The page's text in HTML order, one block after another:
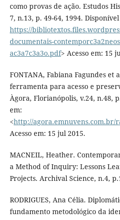
como provas de ação. Estudos
7, n.13, p. 49-64, 1994.
https://
documentais-
ac3a7c3a3o.pdf> Acesso em: 15
FONTANA, Fabiana Fagundes et
ferramenta para acesso e
Àgora, Florianópolis, v.24, n.48,
em:
<http://agora.emnuvens.com.br/
Acesso em: 15 jul 2015.
MACNEIL, Heather.
a Method of Inquiry: Lessons
Projects. Archival Science, n.4,
RODRIGUES, Ana Célia.
fundamento metodológico da